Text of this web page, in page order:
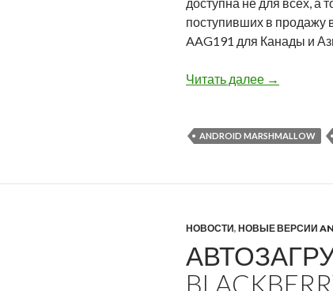
поступивших в продажу
AAG191 для Канады и
Читать далее →
ANDROID MARSHMALLOW
НОВОСТИ, НОВЫЕ ВЕРСИИ